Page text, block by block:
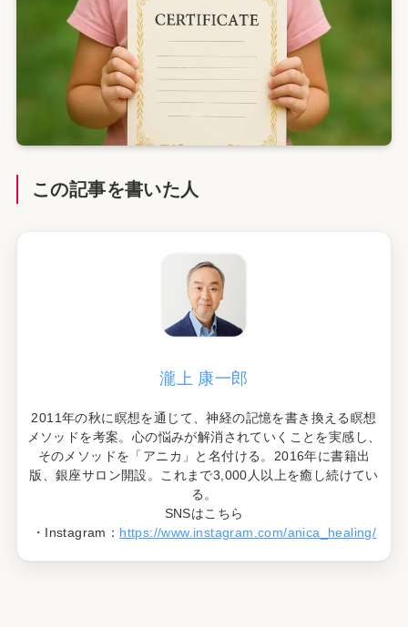
この記事を書いた人
瀧上 康一郎
2011年の秋に瞑想を通じて、神経の記憶を書き換える瞑想
メソッドを考案。心の悩みが解消されていくことを実感し、
そのメソッドを「アニカ」と名付ける。2016年に書籍出
版、銀座サロン開設。これまで3,000人以上を癒し続けてい
る。
SNSはこちら
・Instagram： https://www.instagram.com/anica_healing/